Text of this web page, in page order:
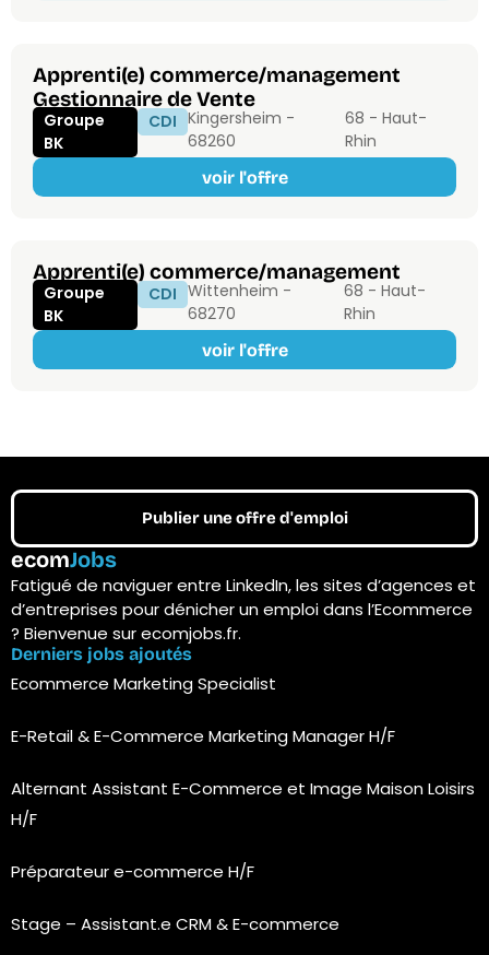
Apprenti(e) commerce/management
Gestionnaire de Vente
Groupe
BK
CDI Kingersheim -
68260
68 - Haut-
Rhin
voir l'offre
Apprenti(e) commerce/management
Groupe
BK
CDI Wittenheim -
68270
68 - Haut-
Rhin
voir l'offre
ecomJobs
Fatigué de naviguer entre LinkedIn, les sites d’agences et
d’entreprises pour dénicher un emploi dans l’Ecommerce
? Bienvenue sur ecomjobs.fr.
Publier une offre d'emploi
Derniers jobs ajoutés
Ecommerce Marketing Specialist
E-Retail & E-Commerce Marketing Manager H/F
Alternant Assistant E-Commerce et Image Maison Loisirs
H/F
Préparateur e-commerce H/F
Stage – Assistant.e CRM & E-commerce